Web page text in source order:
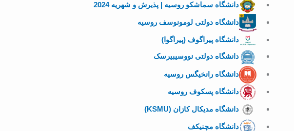
دانشگاه سماشکو روسیه | پذیرش و شهریه 2024
دانشگاه دولتی لومونوسف روسیه
دانشگاه پیراگوف (پیراگوا)
دانشگاه دولتی نووسیبیرسک
دانشگاه رانخیگس روسیه
دانشگاه پسکوف روسیه
دانشگاه مدیکال کازان (KSMU)
دانشگاه مچنیکف